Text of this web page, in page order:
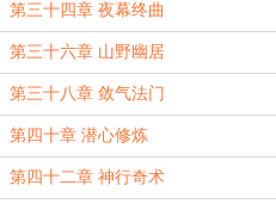
第三十四章 夜幕终曲
第三十六章 山野幽居
第三十八章 敛气法门
第四十章 潜心修炼
第四十二章 神行奇术